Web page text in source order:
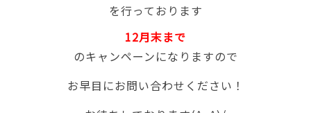
を行っております
12月末まで
のキャンペーンになりますので
お早目にお問い合わせください！